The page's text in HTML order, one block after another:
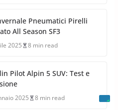
Pneumatici Pirelli
All Season SF3
2025 8 min read
Pilot Alpin 5 SUV: Test e
2025 8 min read